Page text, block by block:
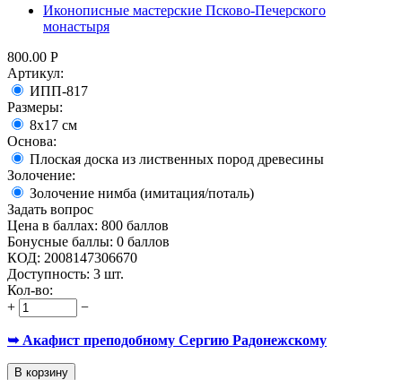
Иконописные мастерские Псково-Печерского
монастыря
800.00 Р
Артикул:
ИПП-817
Размеры:
8x17 см
Основа:
Плоская доска из лиственных пород древесины
Золочение:
Золочение нимба (имитация/поталь)
Задать вопрос
Цена в баллах: 800 баллов
Бонусные баллы: 0 баллов
КОД: 2008147306670
Доступность: 3 шт.
Кол-во:
+
−
➥ Акафист преподобному Сергию Радонежскому
В корзину